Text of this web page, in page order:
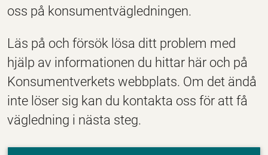
oss på konsumentvägledningen.
Läs på och försök lösa ditt problem med
hjälp av informationen du hittar här och på
Konsumentverkets webbplats. Om det ändå
inte löser sig kan du kontakta oss för att få
vägledning i nästa steg.